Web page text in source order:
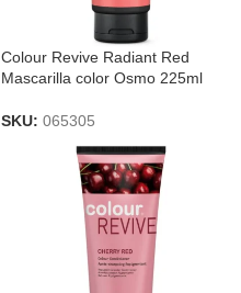
Colour Revive Radiant Red
Mascarilla color Osmo 225ml
SKU: 065305